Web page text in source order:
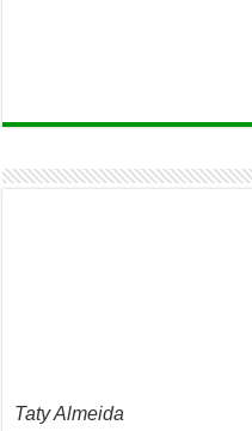
Taty Almeida